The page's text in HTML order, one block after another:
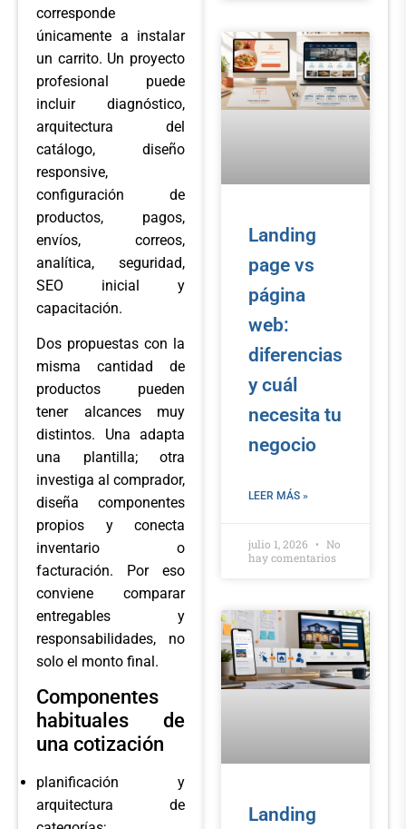
corresponde
únicamente a instalar
un carrito. Un proyecto
profesional puede
incluir diagnóstico,
arquitectura del
catálogo, diseño
responsive,
configuración de
productos, pagos,
envíos, correos,
analítica, seguridad,
SEO inicial y
capacitación.
Dos propuestas con la
misma cantidad de
productos pueden
tener alcances muy
distintos. Una adapta
una plantilla; otra
investiga al comprador,
diseña componentes
propios y conecta
inventario o
facturación. Por eso
conviene comparar
entregables y
responsabilidades, no
solo el monto final.
Componentes
habituales de
una cotización
planificación y
arquitectura de
Landing
page vs
página
web:
diferencias
y cuál
necesita tu
negocio
LEER MÁS »
julio 1, 2026
No
hay comentarios
Landing